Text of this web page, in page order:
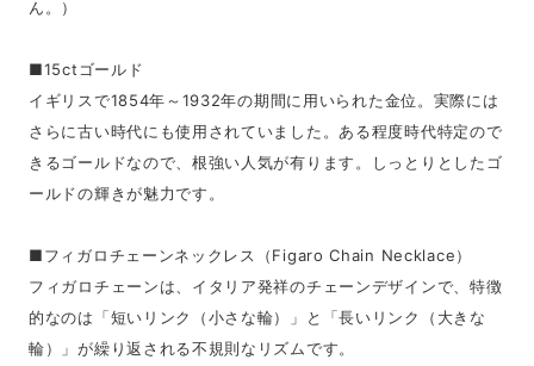
ん。）
■15ctゴールド
イギリスで1854年～1932年の期間に用いられた金位。実際には
さらに古い時代にも使用されていました。ある程度時代特定ので
きるゴールドなので、根強い人気が有ります。しっとりとしたゴ
ールドの輝きが魅力です。
■フィガロチェーンネックレス（Figaro Chain Necklace）
フィガロチェーンは、イタリア発祥のチェーンデザインで、特徴
的なのは「短いリンク（小さな輪）」と「長いリンク（大きな
輪）」が繰り返される不規則なリズムです。